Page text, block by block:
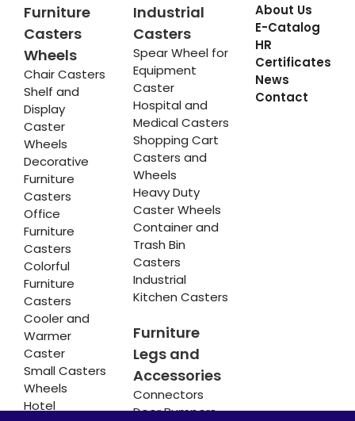
Furniture
Casters
Wheels
Chair Casters
Shelf and
Display
Caster
Wheels
Decorative
Furniture
Casters
Office
Furniture
Casters
Colorful
Furniture
Casters
Cooler and
Warmer
Caster
Small Casters
Wheels
Hotel
Industrial
Casters
Spear Wheel for
Equipment
Caster
Hospital and
Medical Casters
Shopping Cart
Casters and
Wheels
Heavy Duty
Caster Wheels
Container and
Trash Bin
Casters
Industrial
Kitchen Casters
Furniture
Legs and
Accessories
Connectors
Door Bumpers
About Us
E-Catalog
HR
Certificates
News
Contact